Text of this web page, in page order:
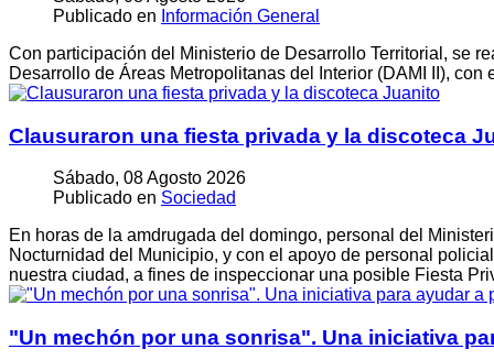
Publicado en Información General
Con participación del Ministerio de Desarrollo Territorial, se
Desarrollo de Áreas Metropolitanas del Interior (DAMI II),
Clausuraron una fiesta privada y la discoteca
Sábado, 08 Agosto 2026
Publicado en Sociedad
En horas de la amdrugada del domingo, personal del
Nocturnidad del Municipio, y con el apoyo de personal
nuestra ciudad, a fines de inspeccionar una posible Fiesta
"Un mechón por una sonrisa". Una iniciativa